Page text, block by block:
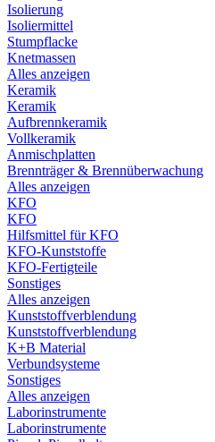
Isolierung
Isoliermittel
Stumpflacke
Knetmassen
Alles anzeigen
Keramik
Keramik
Aufbrennkeramik
Vollkeramik
Anmischplatten
Brennträger & Brennüberwachung
Alles anzeigen
KFO
KFO
Hilfsmittel für KFO
KFO-Kunststoffe
KFO-Fertigteile
Sonstiges
Alles anzeigen
Kunststoffverblendung
Kunststoffverblendung
K+B Material
Verbundsysteme
Sonstiges
Alles anzeigen
Laborinstrumente
Laborinstrumente